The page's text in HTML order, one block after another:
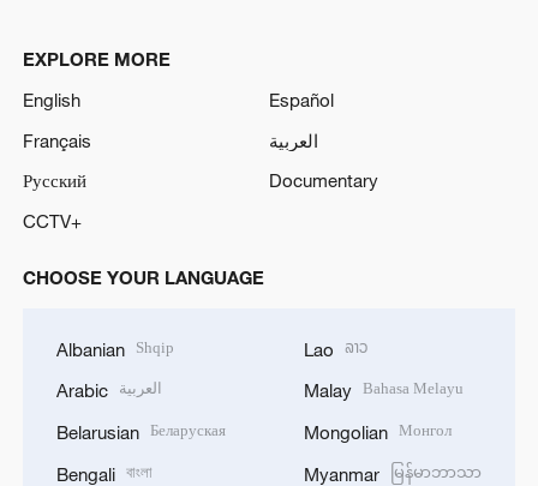
EXPLORE MORE
English
Español
Français
العربية
Русский
Documentary
CCTV+
CHOOSE YOUR LANGUAGE
Albanian Shqip
Arabic العربية
Belarusian Беларуская
Bengali বাংলা
Lao ລາວ
Malay Bahasa Melayu
Mongolian Монгол
Myanmar မြန်မာဘာသာ